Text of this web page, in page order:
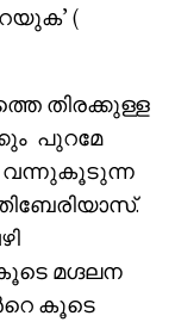
(
തിരക്കുള്ള
പുറമേ
വന്നുകൂടുന്ന
മഗ്ദലന
കൂടെ